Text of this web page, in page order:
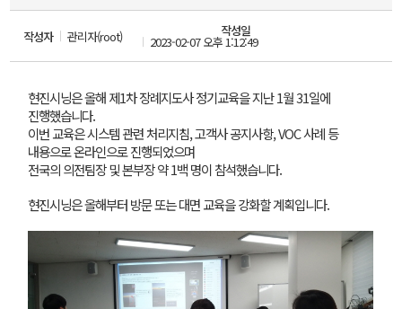
작성자 관리자(root) 작성일
2023-02-07 오후 1:12:49
현진시닝은 올해 제1차 장례지도사 정기교육을 지난 1월 31일에
진행했습니다.
이번 교육은 시스템 관련 처리지침, 고객사 공지사항, VOC 사례 등
내용으로 온라인으로 진행되었으며
전국의 의전팀장 및 본부장 약 1백 명이 참석했습니다.
현진시닝은 올해부터 방문 또는 대면 교육을 강화할 계획입니다.